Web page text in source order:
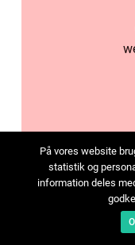
På vores website
statistik og
information deles